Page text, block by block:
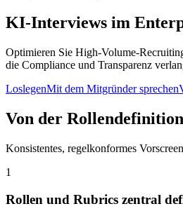
KI-Interviews im
Optimieren Sie High-Volume-
die Compliance und Transparenz
LoslegenMit dem Mitgründer sprechen
Von der
Konsistentes, regelkonformes
1
Rollen und Rubrics zentral